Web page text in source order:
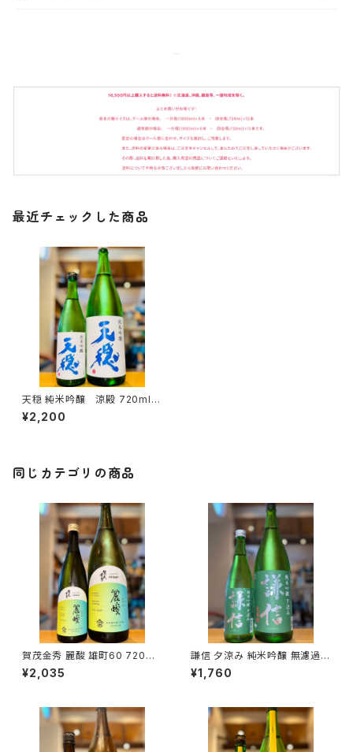
最近チェックした商品
天穏 純米吟醸 涼殿 720ml１
本（板倉酒造・島根県出雲市塩
冶町）
¥2,200
同じカテゴリの商品
賀茂金秀 麗酸 雄町60 720ml
１本（金光酒造・広島県東広島市
黒瀬町）
¥2,035
謙信 夕涼み 純米吟醸 無濾過生
720ml１本（池田屋酒造・新潟
県糸魚川市新鉄）
¥1,760